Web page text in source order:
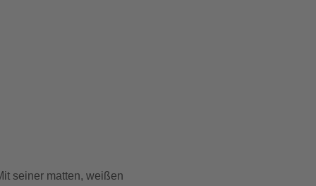
seiner matten, weißen